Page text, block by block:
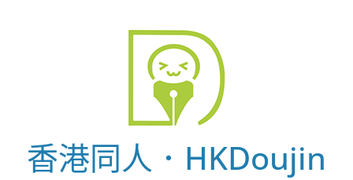
香港同人．HKDoujin